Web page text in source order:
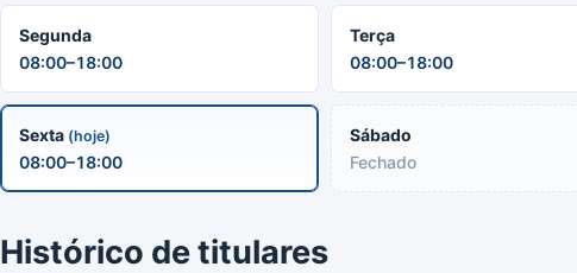
Segunda
08:00–18:00
Terça
08:00–18:00
Sexta (hoje)
08:00–18:00
Sábado
Fechado
Histórico de titulares